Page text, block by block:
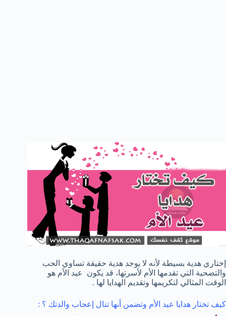
إختاري هدية بسيطة لأنه لا يوجد هدية حقيقة تساوي الحب
والتضحية التي تقدمها الأم لأسرتها، قد يكون عيد الأم هو
الوقت المثالي لتكريمها وتقديم الهدايا لها .
كيف تختار هدايا عيد الأم وتضمن أنها تنال إعجاب والدتك ؟ :